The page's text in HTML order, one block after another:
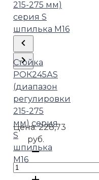
Стойка
РОК245АS
(диапазон
регулировки
215-275
мм) серия
S
шпилька
М16
Цена:228,73
руб.